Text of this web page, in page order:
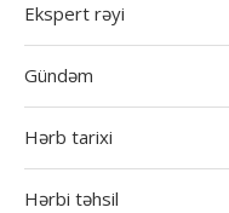
Ekspert rəyi
Gündəm
Hərb tarixi
Hərbi təhsil